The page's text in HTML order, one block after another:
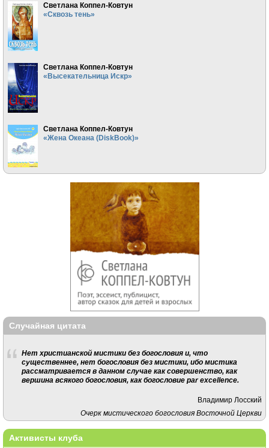
Светлана Коппел-Ковтун
«Сквозь тень»
Светлана Коппел-Ковтун
«Высекательница Искр»
Светлана Коппел-Ковтун
«Жена Океана (DiskBook)»
Случайная цитата
Нет христианской мистики без богословия и, что
существеннее, нет богословия без мистики, ибо мистика
рассматривается в данном случае как совершенство, как
вершина всякого богословия, как богословие par excellence.
Владимир Лосский
Очерк мистического богословия Восточной Церкви
Активисты клуба